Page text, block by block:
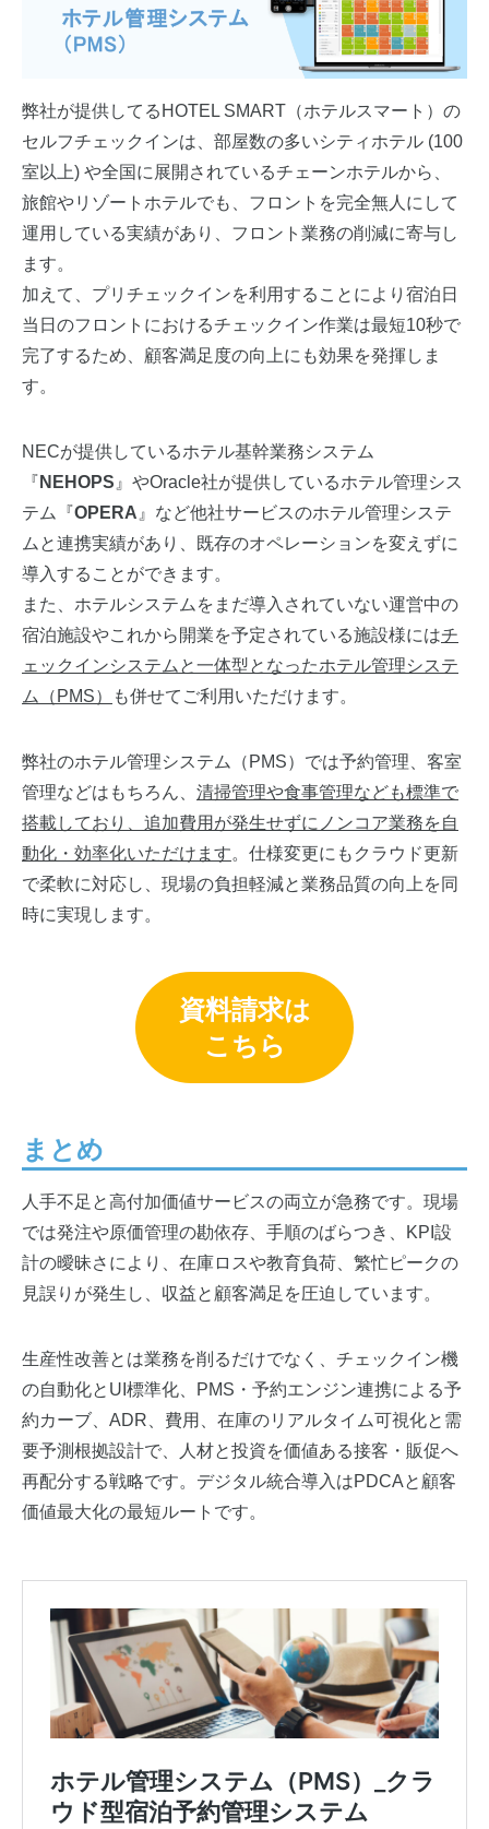
弊社が提供してるHOTEL SMART（ホテルスマート）の
セルフチェックインは、部屋数の多いシティホテル (100
室以上) や全国に展開されているチェーンホテルから、
旅館やリゾートホテルでも、フロントを完全無人にして
運用している実績があり、フロント業務の削減に寄与し
ます。
加えて、プリチェックインを利用することにより宿泊日
当日のフロントにおけるチェックイン作業は最短10秒で
完了するため、顧客満足度の向上にも効果を発揮しま
す。
NECが提供しているホテル基幹業務システム
『 NEHOPS 』やOracle社が提供しているホテル管理シス
テム『OPERA 』など他社サービスのホテル管理システ
ムと連携実績があり、既存のオペレーションを変えずに
導入することができます。
また、ホテルシステムをまだ導入されていない運営中の
宿泊施設やこれから開業を予定されている施設様にはチ
ェックインシステムと一体型となったホテル管理システ
ム（PMS）
も併せてご利用いただけます。
弊社のホテル管理システム（PMS）では予約管理、客室
管理などはもちろん、 清掃管理や食事管理なども標準で
搭載しており、追加費用が発生せずにノンコア業務を自
動化・効率化いただけます。仕様変更にもクラウド更新
で柔軟に対応し、現場の負担軽減と業務品質の向上を同
時に実現します。
資料請求は
こちら
まとめ
人手不足と高付加価値サービスの両立が急務です。現場
では発注や原価管理の勘依存、手順のばらつき、KPI設
計の曖昧さにより、在庫ロスや教育負荷、繁忙ピークの
見誤りが発生し、収益と顧客満足を圧迫しています。
生産性改善とは業務を削るだけでなく、チェックイン機
の自動化とUI標準化、PMS・予約エンジン連携による予
約カーブ、ADR、費用、在庫のリアルタイム可視化と需
要予測根拠設計で、人材と投資を価値ある接客・販促へ
再配分する戦略です。デジタル統合導入はPDCAと顧客
価値最大化の最短ルートです。